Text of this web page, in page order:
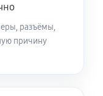
разъёмы,
причину